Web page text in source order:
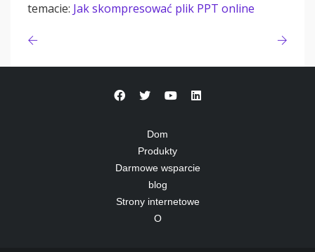
temacie: Jak skompresować plik PPT online
Dom
Produkty
Darmowe wsparcie
blog
Strony internetowe
O